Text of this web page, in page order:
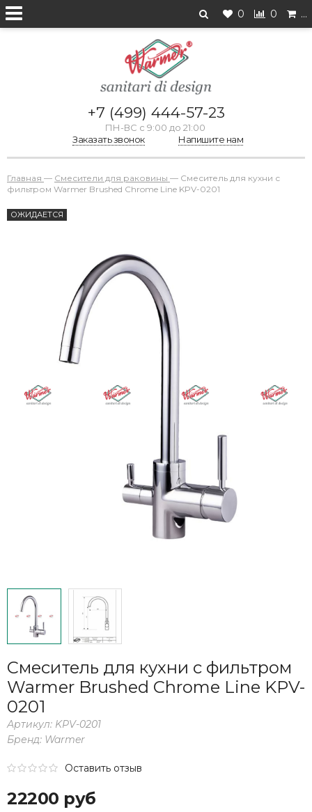
0 0 …
+7 (499) 444-57-23
ПН-ВС с 9:00 до 21:00
Заказать звонок
Напишите нам
Главная — Смесители для раковины — Смеситель для кухни с
фильтром Warmer Brushed Chrome Line KPV-0201
ОЖИДАЕТСЯ
Смеситель для кухни с фильтром
Warmer Brushed Chrome Line KPV-
0201
Артикул: KPV-0201
Бренд: Warmer
Оставить отзыв
22200 руб